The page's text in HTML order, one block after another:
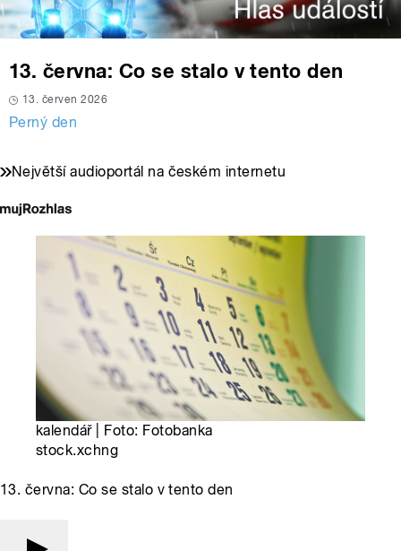
13. června: Co se stalo v tento den
13. červen 2026
Perný den
Největší audioportál na českém internetu
kalendář | Foto: Fotobanka
stock.xchng
13. června: Co se stalo v tento den